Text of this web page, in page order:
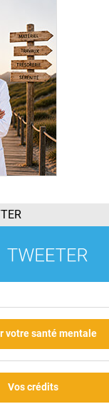
votre santé mentale
Vos crédits